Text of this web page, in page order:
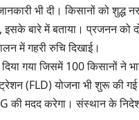
भी दी। किसानों को शुद्ध
बारे में बताया। प्रजनन को दो
में गहरी रुचि दिखाई।
गया जिसमें 100 किसानों ने
(FLD) योजना भी शुरू की गई
मदद करेगा। संस्थान के